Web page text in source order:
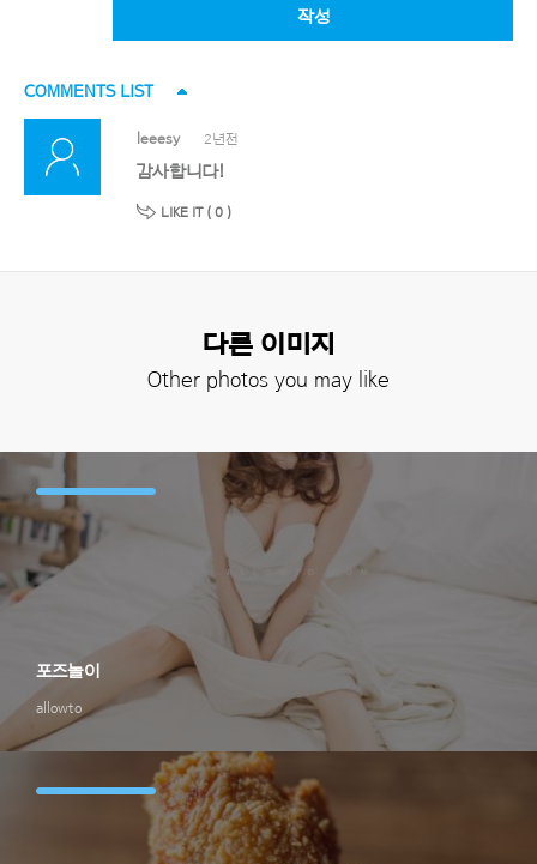
작성
COMMENTS LIST
leeesy 2년전
감사합니다!
LIKE IT ( 0 )
다른 이미지
Other photos you may like
allowto
포즈놀이